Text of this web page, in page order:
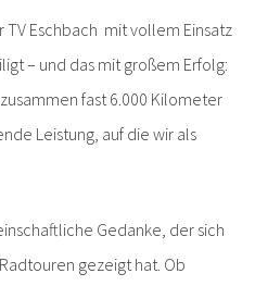
TV Eschbach mit vollem Einsatz
– und das mit großem Erfolg:
fast 6.000 Kilometer
Leistung, auf die wir als
Gedanke, der sich
gezeigt hat. Ob